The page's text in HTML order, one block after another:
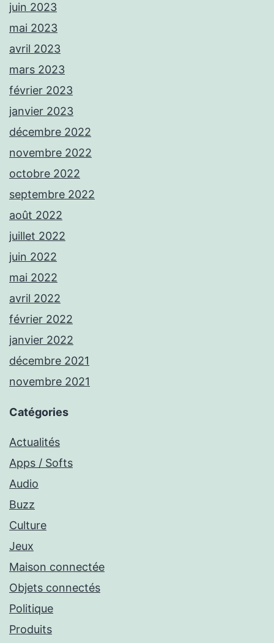
juin 2023
mai 2023
avril 2023
mars 2023
février 2023
janvier 2023
décembre 2022
novembre 2022
octobre 2022
septembre 2022
août 2022
juillet 2022
juin 2022
mai 2022
avril 2022
février 2022
janvier 2022
décembre 2021
novembre 2021
Catégories
Actualités
Apps / Softs
Audio
Buzz
Culture
Jeux
Maison connectée
Objets connectés
Politique
Produits